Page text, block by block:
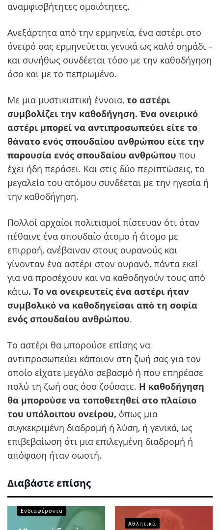
αναμφισβήτητες ομοιότητες.
Ανεξάρτητα από την ερμηνεία, ένα αστέρι στο
όνειρό σας ερμηνεύεται γενικά ως καλό σημάδι –
και συνήθως συνδέεται τόσο με την καθοδήγηση
όσο και με το πεπρωμένο.
Με μια μυστικιστική έννοια, το αστέρι
συμβολίζει την καθοδήγηση. Ένα ονειρικό
αστέρι μπορεί να αντιπροσωπεύει είτε το
θάνατο ενός σπουδαίου ανθρώπου είτε την
παρουσία ενός σπουδαίου ανθρώπου που
έχει ήδη περάσει. Και στις δύο περιπτώσεις, το
μεγαλείο του ατόμου συνδέεται με την ηγεσία ή
την καθοδήγηση.
Πολλοί αρχαίοι πολιτισμοί πίστευαν ότι όταν
πέθαινε ένα σπουδαίο άτομο ή άτομο με
επιρροή, ανέβαιναν στους ουρανούς και
γίνονταν ένα αστέρι στον ουρανό, πάντα εκεί
για να προσέχουν και να καθοδηγούν τους από
κάτω. Το να ονειρευτείς ένα αστέρι ήταν
συμβολικό να καθοδηγείσαι από τη σοφία
ενός σπουδαίου ανθρώπου.
Το αστέρι θα μπορούσε επίσης να
αντιπροσωπεύει κάποιον στη ζωή σας για τον
οποίο είχατε μεγάλο σεβασμό ή που επηρέασε
πολύ τη ζωή σας όσο ζούσατε. Η καθοδήγηση
θα μπορούσε να τοποθετηθεί στο πλαίσιο
του υπόλοιπου ονείρου, όπως μια
συγκεκριμένη διαδρομή ή λύση, ή γενικά, ως
επιβεβαίωση ότι μια επιλεγμένη διαδρομή ή
απόφαση ήταν σωστή.
Διαβάστε επίσης
Ενδιαφέροντα
Αθλητικά